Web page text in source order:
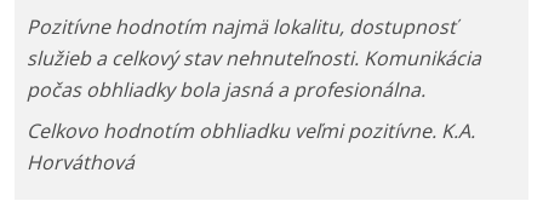
Pozitívne hodnotím najmä lokalitu, dostupnosť
služieb a celkový stav nehnuteľnosti. Komunikácia
počas obhliadky bola jasná a profesionálna.
Celkovo hodnotím obhliadku veľmi pozitívne. K.A.
Horváthová